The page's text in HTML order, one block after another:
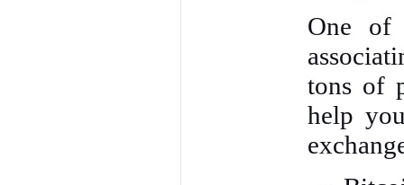
One
tons of
help